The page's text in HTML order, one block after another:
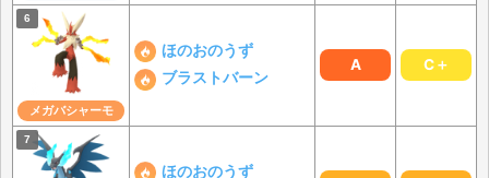
メガバシャーモ
ほのおのうず
ブラストバーン
A C＋
ほのおのうず